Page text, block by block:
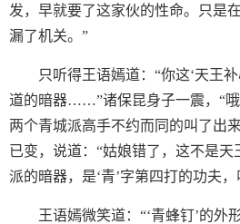
发，早就要了这家伙的性命。只是
漏了机关。”
只听得王语嫣道：“你这‘天王
道的暗器……”诸保昆身子一震，“
两个青城派高手不约而同的叫了出
已变，说道：“姑娘错了，这不是
派的暗器，是‘青’字第四打的功夫，
王语嫣微笑道：“‘青蜂钉’的外